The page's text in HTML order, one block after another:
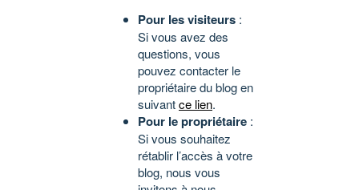
Pour les visiteurs :
Si vous avez des
questions, vous
pouvez contacter le
propriétaire du blog en
suivantce lien.
Pour le propriétaire :
Si vous souhaitez
rétablir l’accès à votre
blog, nous vous